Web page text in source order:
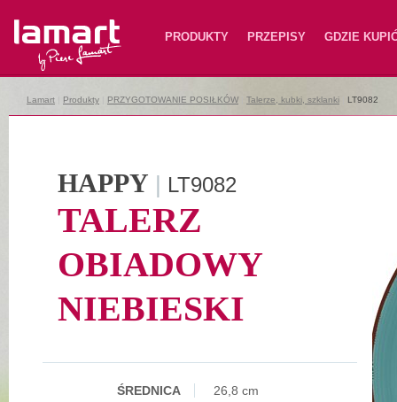
Lamart PRODUKTY PRZEPISY GDZIE
Lamart Produkty PRZYGOTOWANIE POSIŁKÓW Talerze, kubki, szklanki LT9082
HAPPY | LT9082
TALERZ
OBIADOWY
NIEBIESKI
ŚREDNICA
26,8 cm